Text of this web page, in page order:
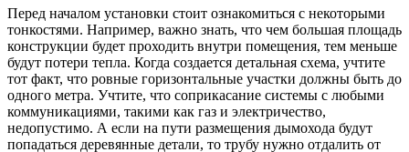
Перед началом установки стоит ознакомиться с некоторыми
тонкостями. Например, важно знать, что чем большая площадь
конструкции будет проходить внутри помещения, тем меньше
будут потери тепла. Когда создается детальная схема, учтите
тот факт, что ровные горизонтальные участки должны быть до
одного метра. Учтите, что соприкасание системы с любыми
коммуникациями, такими как газ и электричество,
недопустимо. А если на пути размещения дымохода будут
попадаться деревянные детали, то трубу нужно отдалить от